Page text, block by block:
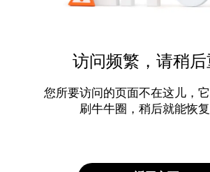
访问频繁，请稍后
您所要访问的页面不在这儿，
刷牛牛圈，稍后就能恢